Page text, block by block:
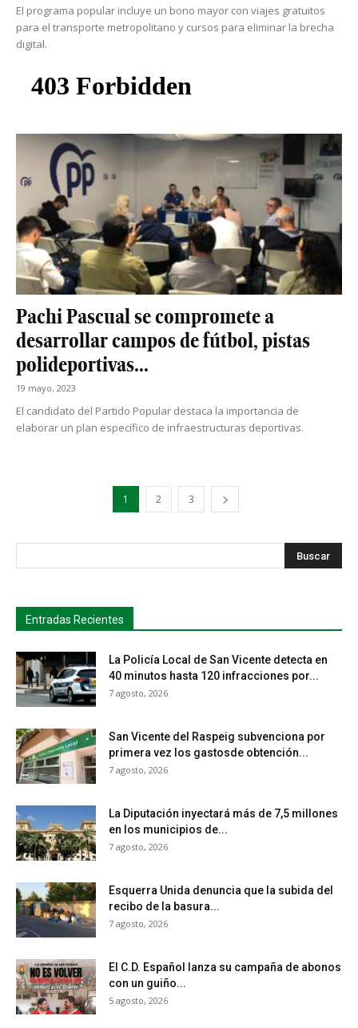
El programa popular incluye un bono mayor con viajes gratuitos
para el transporte metropolitano y cursos para eliminar la brecha
digital.
Pachi Pascual se compromete a
desarrollar campos de fútbol, pistas
polideportivas...
19 mayo, 2023
El candidato del Partido Popular destaca la importancia de
elaborar un plan específico de infraestructuras deportivas.
1 2 3
Entradas Recientes
La Policía Local de San Vicente detecta en
40 minutos hasta 120 infracciones por...
7 agosto, 2026
San Vicente del Raspeig subvenciona por
primera vez los gastosde obtención...
7 agosto, 2026
La Diputación inyectará más de 7,5 millones
en los municipios de...
7 agosto, 2026
Esquerra Unida denuncia que la subida del
recibo de la basura...
7 agosto, 2026
El C.D. Español lanza su campaña de abonos
con un guiño...
5 agosto, 2026